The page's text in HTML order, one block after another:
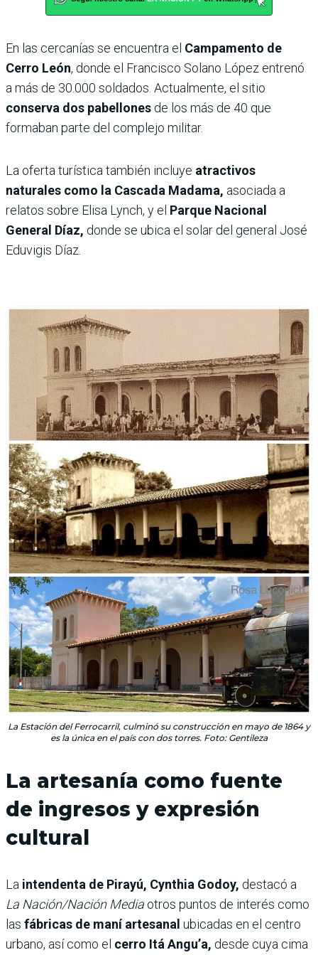
En las cercanías se encuentra el Campamento de
Cerro León, donde el Francisco Solano López entrenó
a más de 30.000 soldados. Actualmente, el sitio
conserva dos pabellones de los más de 40 que
formaban parte del complejo militar.
La oferta turística también incluye atractivos
naturales como la Cascada Madama, asociada a
relatos sobre Elisa Lynch, y el Parque Nacional
General Díaz, donde se ubica el solar del general José
Eduvigis Díaz.
La Estación del Ferrocarril, culminó su construcción en mayo de 1864 y
es la única en el país con dos torres. Foto: Gentileza
La artesanía como fuente
de ingresos y expresión
cultural
La intendenta de Pirayú, Cynthia Godoy, destacó a
La Nación/Nación Media otros puntos de interés como
las fábricas de maní artesanal ubicadas en el centro
urbano, así como el cerro Itá Angu’a, desde cuya cima